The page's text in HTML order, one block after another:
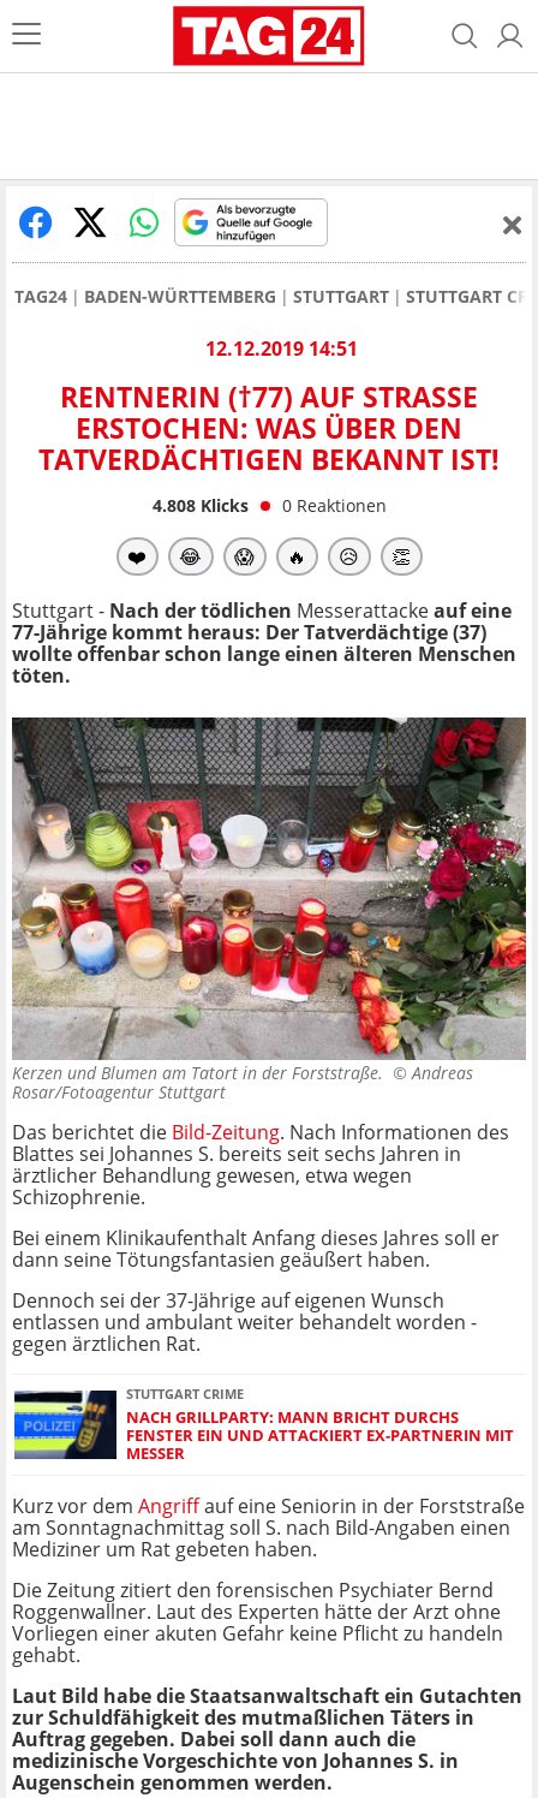
TAG24 BADEN-WÜRTTEMBERG STUTTGART STUTTGART
12.12.2019 14:51
RENTNERIN (†77) AUF STRASSE E
RSTOCHEN: WAS ÜBER DEN T
ATVERDÄCHTIGEN BEKANNT IST!
4.808Klicks 0 Reaktionen
❤️ 😂 😱 🔥 😥 👏
Stuttgart - Nach der tödlichen Messerattackeauf eine
77-Jährige kommt heraus: Der Tatverdächtige (37)
wollte offenbar schon lange einen älteren Menschen
töten.
Kerzen und Blumen am Tatort in der Forststraße. ©Andreas
Rosar/Fotoagentur Stuttgart
Das berichtet die Bild-Zeitung. Nach Informationen des
Blattes sei Johannes S. bereits seit sechs Jahren in
ärztlicher Behandlung gewesen, etwa wegen
Schizophrenie.
Bei einem Klinikaufenthalt Anfang dieses Jahres soll er
dann seine Tötungsfantasien geäußert haben.
Dennoch sei der 37-Jährige auf eigenen Wunsch
entlassen und ambulant weiter behandelt worden -
gegen ärztlichen Rat.
STUTTGART CRIME
NACH GRILLPARTY: MANN BRICHT DURCHS
FENSTER EIN UND ATTACKIERT EX-PARTNERIN MIT
MESSER
Kurz vor dem Angriffauf eine Seniorin in der Forststraße
am Sonntagnachmittag soll S. nach Bild-Angaben einen
Mediziner um Rat gebeten haben.
Die Zeitung zitiert den forensischen Psychiater Bernd
Roggenwallner. Laut des Experten hätte der Arzt ohne
Vorliegen einer akuten Gefahr keine Pflicht zu handeln
gehabt.
Laut Bild habe die Staatsanwaltschaft ein Gutachten
zur Schuldfähigkeit des mutmaßlichen Täters in
Auftrag gegeben. Dabei soll dann auch die
medizinische Vorgeschichte von Johannes S. in
Augenschein genommen werden.